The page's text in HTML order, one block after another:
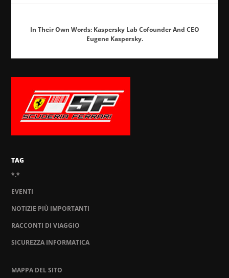
In Their Own Words: Kaspersky Lab Cofounder And CEO
Eugene Kaspersky.
TAG
*.*
EVENTI
NOTIZIE PIÙ IMPORTANTI
RACCONTI DI VIAGGIO
SICUREZZA INFORMATICA
MAPPA DEL SITO